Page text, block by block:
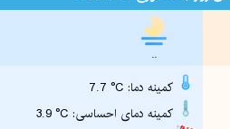
..
7.7 °C :کمینه دما
3.9 °C :کمینه دمای احساسی